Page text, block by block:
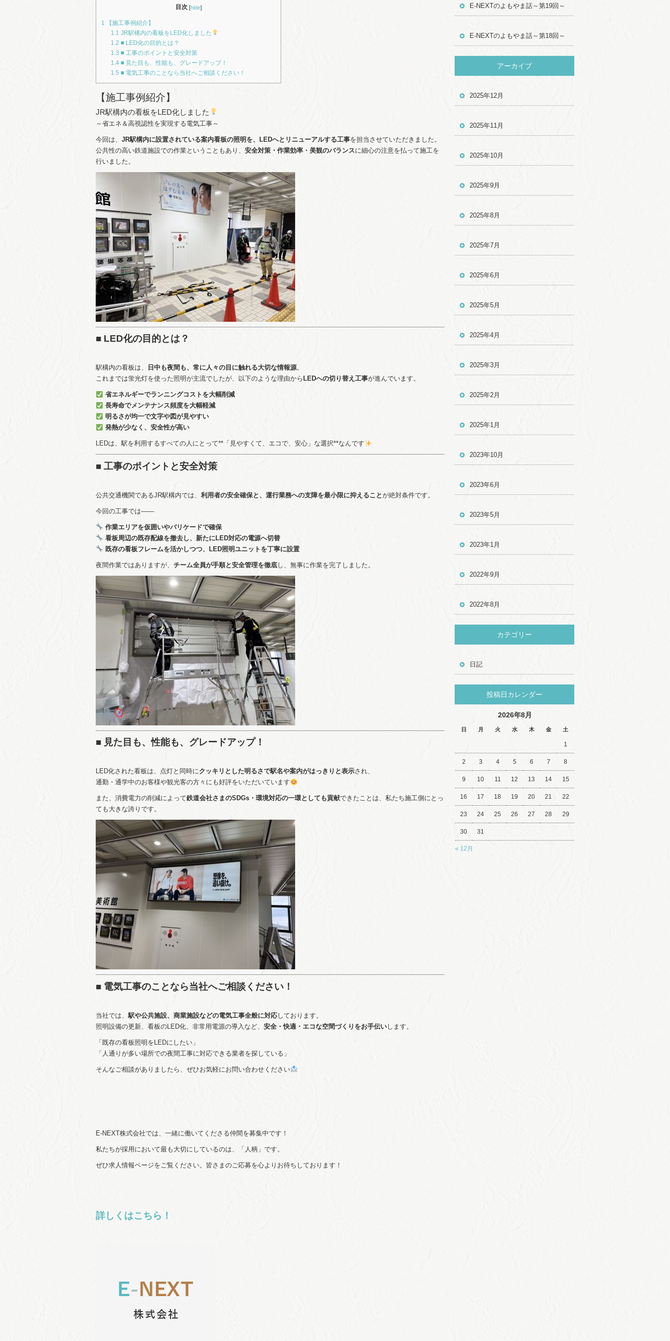
目次 [hide]
1 【施工事例紹介】
1.1 JR駅構内の看板をLED化しました
1.2 ■ LED化の目的とは？
1.3 ■ 工事のポイントと安全対策
1.4■ 見た目も、性能も、グレードアップ！
1.5 ■ 電気工事のことなら当社へご相談ください！
【施工事例紹介】
JR駅構内の看板をLED化しました
～省エネ＆高視認性を実現する電気工事～
今回は、 JR駅構内に設置されている案内看板の照明を、LEDへとリニューアルする工事を担当させていただきました。
公共性の高い鉄道施設での作業ということもあり、 安全対策・作業効率・美観のバランスに細心の注意を払って施工を
行いました。
■ LED化の目的とは？
駅構内の看板は、 日中も夜間も、常に人々の目に触れる大切な情報源。
これまでは蛍光灯を使った照明が主流でしたが、以下のような理由から LEDへの切り替え工事が進んでいます。
省エネルギーでランニングコストを大幅削減
長寿命でメンテナンス頻度を大幅軽減
明るさが均一で文字や図が見やすい
発熱が少なく、安全性が高い
LEDは、駅を利用するすべての人にとって**「見やすくて、エコで、安心」な選択**なんです
■ 工事のポイントと安全対策
公共交通機関であるJR駅構内では、 利用者の安全確保と、運行業務への支障を最小限に抑えることが絶対条件です。
今回の工事では――
作業エリアを仮囲いやバリケードで確保
看板周辺の既存配線を撤去し、新たにLED対応の電源へ切替
既存の看板フレームを活かしつつ、LED照明ユニットを丁寧に設置
夜間作業ではありますが、 チーム全員が手順と安全管理を徹底 し、無事に作業を完了しました。
■ 見た目も、性能も、グレードアップ！
LED化された看板は、点灯と同時にクッキリとした明るさで駅名や案内がはっきりと表示され、
通勤・通学中のお客様や観光客の方々にも好評をいただいています
また、消費電力の削減によって鉄道会社さまのSDGs・環境対応の一環としても貢献できたことは、私たち施工側にとっ
ても大きな誇りです。
■ 電気工事のことなら当社へご相談ください！
当社では、 駅や公共施設、商業施設などの電気工事全般に対応しております。
照明設備の更新、看板のLED化、非常用電源の導入など、 安全・快適・エコな空間づくりをお手伝い します。
「既存の看板照明をLEDにしたい」
「人通りが多い場所での夜間工事に対応できる業者を探している」
そんなご相談がありましたら、ぜひお気軽にお問い合わせください
E-NEXT株式会社では、一緒に働いてくださる仲間を募集中です！
私たちが採用において最も大切にしているのは、「人柄」です。
ぜひ求人情報ページをご覧ください。皆さまのご応募を心よりお待ちしております！
詳しくはこちら！
E-NEXTのよもやま話～第19回～
E-NEXTのよもやま話～第18回～
アーカイブ
2025年12月
2025年11月
2025年10月
2025年9月
2025年8月
2025年7月
2025年6月
2025年5月
2025年4月
2025年3月
2025年2月
2025年1月
2023年10月
2023年6月
2023年5月
2023年1月
2022年9月
2022年8月
カテゴリー
日記
投稿日カレンダー
2026年8月
日 月 火 水 木 金 土
« 12月
1
2 3 4 5 6 7 8
9 10 11 12 13 14 15
16 17 18 19 20 21 22
23 24 25 26 27 28 29
30 31